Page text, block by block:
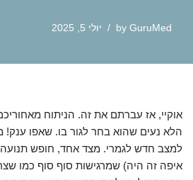
by GuruMed יולי 5, 2025
אוקיי, אז עברתם את זה. הניתוח
הלא נעים שהוא בחר לגור בו. שאפו ענק!
למצב חדש לגמרי. מצד אחד, חופש תנועה
איפה זה היה) שמרגישות סוף סוף כמו